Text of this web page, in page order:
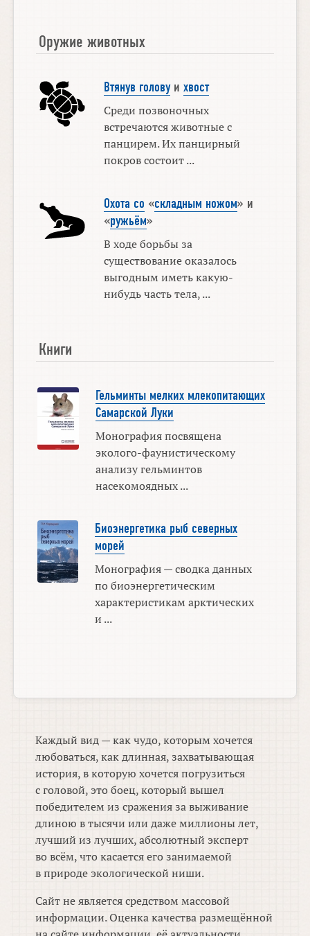
Оружие животных
Втянув головуи хвост
Среди позвоночных
встречаются животные с
панцирем. Их панцирный
покров состоит ...
Охота со «складным ножом» и
«ружьём»
В ходе борьбы за
существование оказалось
выгодным иметь какую-
нибудь часть тела, ...
Книги
Гельминты мелких млекопитающих
Самарской Луки
Монография посвящена
эколого-фаунистическому
анализу гельминтов
насекомоядных ...
Биоэнергетика рыб северных
морей
Монография — сводка данных
по биоэнергетическим
характеристикам арктических
и ...
Каждый вид — как чудо, которым хочется
любоваться, как длинная, захватывающая
история, в которую хочется погрузиться
с головой, это боец, который вышел
победителем из сражения за выживание
длиною в тысячи или даже миллионы лет,
лучший из лучших, абсолютный эксперт
во всём, что касается его занимаемой
в природе экологической ниши.
Сайт не является средством массовой
информации. Оценка качества размещённой